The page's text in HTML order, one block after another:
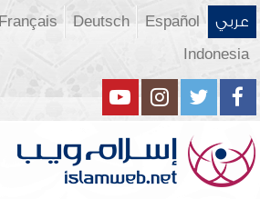
عربي Español
Deutsch
Français
Indonesia